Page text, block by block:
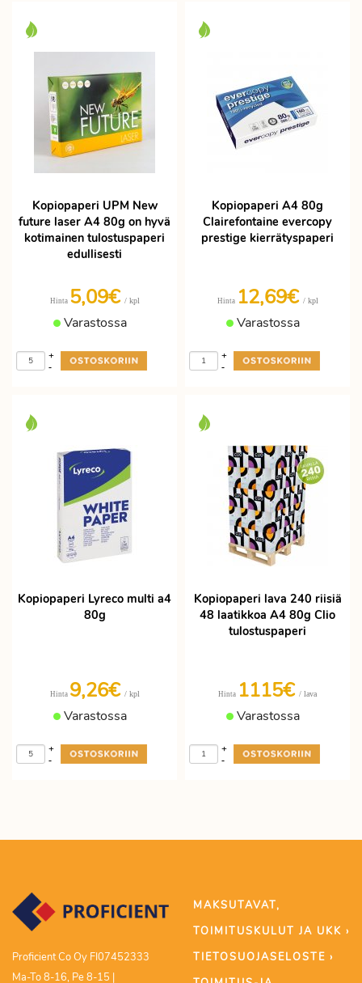
Kopiopaperi UPM New
future laser A4 80g on hyvä
kotimainen tulostuspaperi
edullisesti
Hinta 5,09€ / kpl
Varastossa
-
+
Kopiopaperi A4 80g
Clairefontaine evercopy
prestige kierrätyspaperi
Hinta 12,69€ / kpl
Varastossa
-
+
Kopiopaperi Lyreco multi a4
80g
Hinta 9,26€ / kpl
Varastossa
-
+
Kopiopaperi lava 240 riisiä
48 laatikkoa A4 80g Clio
tulostuspaperi
Hinta 1115€ / lava
Varastossa
-
+
Proficient Co Oy FI07452333
Ma-To 8-16, Pe 8-15 |
MAKSUTAVAT,
TOIMITUSKULUT JA UKK ›
TIETOSUOJASELOSTE ›